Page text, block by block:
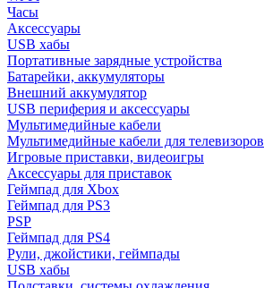
Часы
Аксессуары
USB хабы
Портативные зарядные устройства
Батарейки, аккумуляторы
Внешний аккумулятор
USB периферия и аксессуары
Мультимедийные кабели
Мультимедийные кабели для телевизоров
Игровые приставки, видеоигры
Аксессуары для приставок
Геймпад для Xbox
Геймпад для PS3
PSP
Геймпад для PS4
Рули, джойстики, геймпады
USB хабы